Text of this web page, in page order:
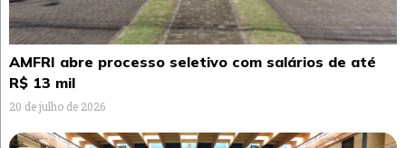
AMFRI abre processo seletivo com salários de até
R$ 13 mil
20 de julho de 2026